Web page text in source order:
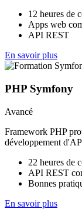
12 heures de
Apps web
API REST
En savoir plus
PHP Symfony
Avancé
Framework PHP
développement
22 heures de
API REST
Bonnes
En savoir plus